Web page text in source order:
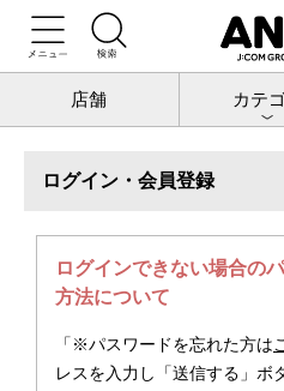
店舗 カテ
トップ お客様サポート
お客様
ログイン・会員登録
ログインできない場合の
方法について
「※パスワードを忘れた方は
レスを入力し「送信する」ボ